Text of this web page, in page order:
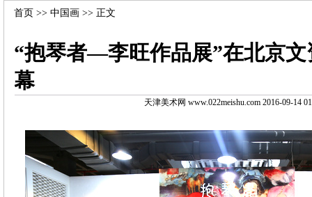
首页 >>中国画 >> 正文
“抱琴者—李旺作品展”在北京
幕
天津美术网 www.022meishu.com 2016-09-14